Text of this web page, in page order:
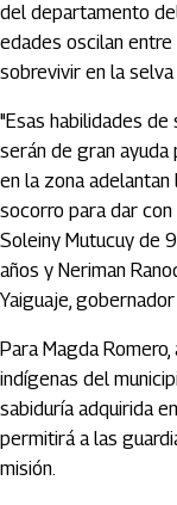
del departamento
edades oscilan
sobrevivir en la
"Esas habilidades
serán de gran ayuda
en la zona
socorro para dar
Soleiny Mutucuy de
años y Neriman
Yaiguaje,
Para Magda
indígenas del
sabiduría adquirida
permitirá a las
misión.